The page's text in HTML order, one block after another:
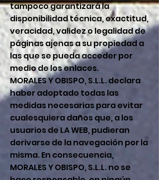
tampoco garantizará la
disponibilidad técnica, exactitud,
veracidad, validez o legalidad de
páginas ajenas a su propiedad a
las que se pueda acceder por
medio de los enlaces.
MORALES Y OBISPO, S.L.L. declara
haber adoptado todas las
medidas necesarias para evitar
cualesquiera daños que, a los
usuarios de LA WEB, pudieran
derivarse de la navegación por la
misma. En consecuencia,
MORALES Y OBISPO, S.L.L. no se